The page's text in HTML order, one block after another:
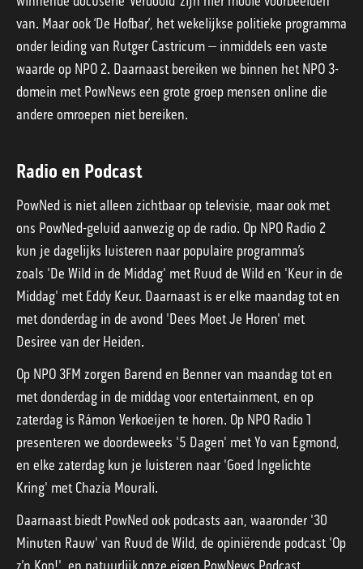
van. Maar ook ‘De Hofbar’, het wekelijkse politieke programma
onder leiding van Rutger Castricum – inmiddels een vaste
waarde op NPO 2. Daarnaast bereiken we binnen het NPO 3-
domein met PowNews een grote groep mensen online die
andere omroepen niet bereiken.
Radio en Podcast
PowNed is niet alleen zichtbaar op televisie, maar ook met
ons PowNed-geluid aanwezig op de radio. Op NPO Radio 2
kun je dagelijks luisteren naar populaire programma’s
zoals 'De Wild in de Middag' met Ruud de Wild en 'Keur in de
Middag' met Eddy Keur. Daarnaast is er elke maandag tot en
met donderdag in de avond 'Dees Moet Je Horen' met
Desiree van der Heiden.
Op NPO 3FM zorgen Barend en Benner van maandag tot en
met donderdag in de middag voor entertainment, en op
zaterdag is Rámon Verkoeijen te horen. Op NPO Radio 1
presenteren we doordeweeks '5 Dagen' met Yo van Egmond,
en elke zaterdag kun je luisteren naar 'Goed Ingelichte
Kring' met Chazia Mourali.
Daarnaast biedt PowNed ook podcasts aan, waaronder '30
Minuten Rauw' van Ruud de Wild, de opiniërende podcast 'Op